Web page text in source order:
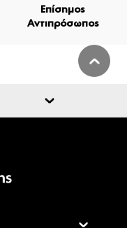
Επίσημος
Αντιπρόσωπος